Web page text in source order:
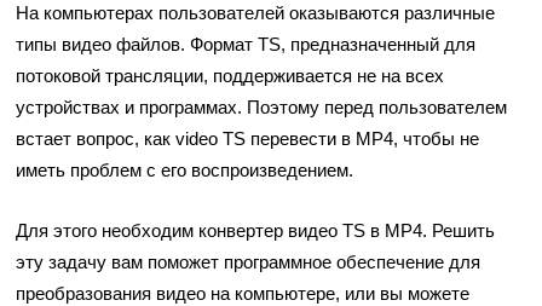
На компьютерах пользователей оказываются различные
типы видео файлов. Формат TS, предназначенный для
потоковой трансляции, поддерживается не на всех
устройствах и программах. Поэтому перед пользователем
встает вопрос, как video TS перевести в MP4, чтобы не
иметь проблем с его воспроизведением.
Для этого необходим конвертер видео TS в MP4. Решить
эту задачу вам поможет программное обеспечение для
преобразования видео на компьютере, или вы можете